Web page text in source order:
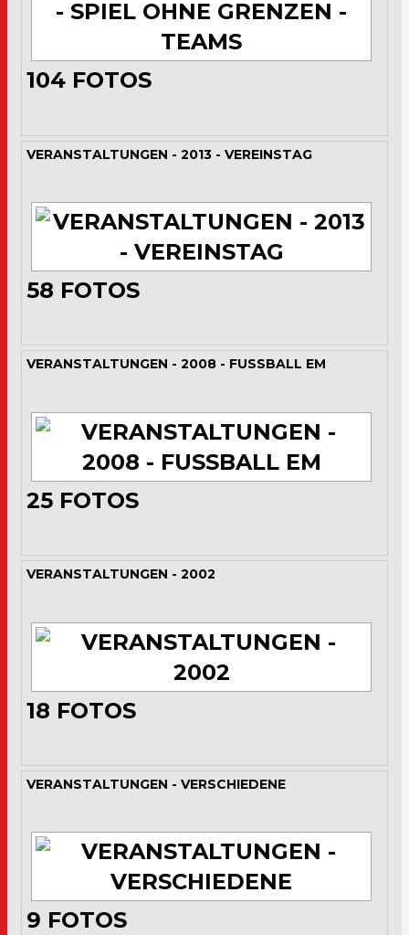
104 FOTOS
VERANSTALTUNGEN - 2013 - VEREINSTAG
58 FOTOS
VERANSTALTUNGEN - 2008 - FUSSBALL EM
25 FOTOS
VERANSTALTUNGEN - 2002
18 FOTOS
VERANSTALTUNGEN - VERSCHIEDENE
9 FOTOS